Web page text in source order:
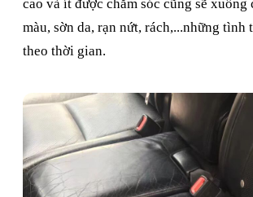
cao và ít được chăm sóc cũng sẽ xuống
màu, sờn da, rạn nứt, rách,...những tình
theo thời gian.